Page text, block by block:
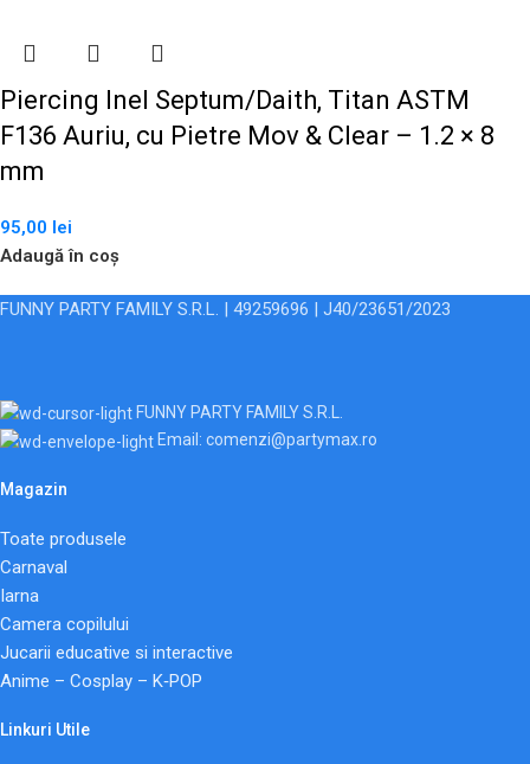
Piercing Inel Septum/Daith, Titan ASTM
F136 Auriu, cu Pietre Mov & Clear – 1.2 × 8
mm
95,00 lei
Adaugă în coș
FUNNY PARTY FAMILY S.R.L. | 49259696 | J40/23651/2023
FUNNY PARTY FAMILY S.R.L.
Email: comenzi@partymax.ro
Magazin
Toate produsele
Carnaval
Iarna
Camera copilului
Jucarii educative si interactive
Anime – Cosplay – K‑POP
Linkuri Utile